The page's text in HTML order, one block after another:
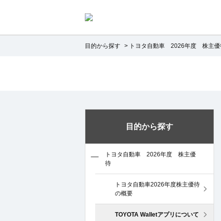
目的から探す > トヨタ自動車 2026年度 株主優
目的から探す
トヨタ自動車 2026年度 株主優
待
トヨタ自動車2026年度株主優待
の概要
TOYOTA Walletアプリについて